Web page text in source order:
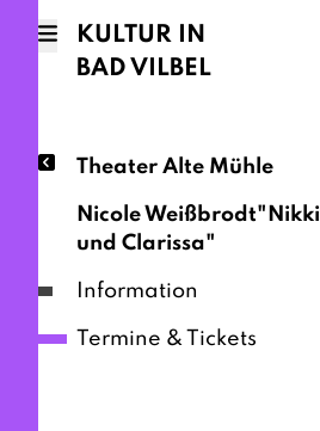
KULTUR IN
BAD VILBEL
Theater Alte Mühle
Nicole Weißbrodt"Nikki
und Clarissa"
Information
Termine & Tickets